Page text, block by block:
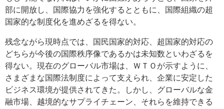
部に開放し、国際協力を強化するとともに、国際組織の超
国家的な制度化を進めざるを得ない。
残念ながら現時点では、国民国家的対応、超国家的対応の
どちらが今後の国際秩序像であるかは未知数といわざるを
得ない。現在のグローバル市場は、ＷＴＯが示すように、
さまざまな国際法制度によって支えられ、企業に安定した
ビジネス環境が提供されてきた。しかし、グローバルな金
融市場、越境的なサプライチェーン、それらを維持できる